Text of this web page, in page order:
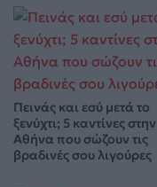
Πεινάς και εσύ μετά το
ξενύχτι; 5 καντίνες στην
Αθήνα που σώζουν τις
βραδινές σου λιγούρες